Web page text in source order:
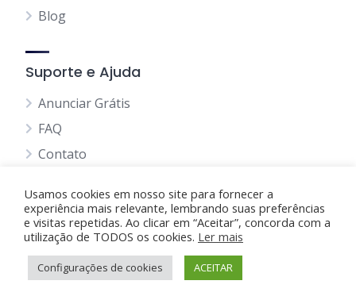
Blog
Suporte e Ajuda
Anunciar Grátis
FAQ
Contato
Anunciando Agora
Página Inicial
Minha Conta
Usamos cookies em nosso site para fornecer a
experiência mais relevante, lembrando suas preferências
e visitas repetidas. Ao clicar em “Aceitar”, concorda com a
utilização de TODOS os cookies. Ler mais
Configurações de cookies ACEITAR